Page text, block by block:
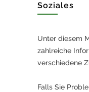
Soziales
Unter diesem
zahlreiche
verschiedene
Falls Sie